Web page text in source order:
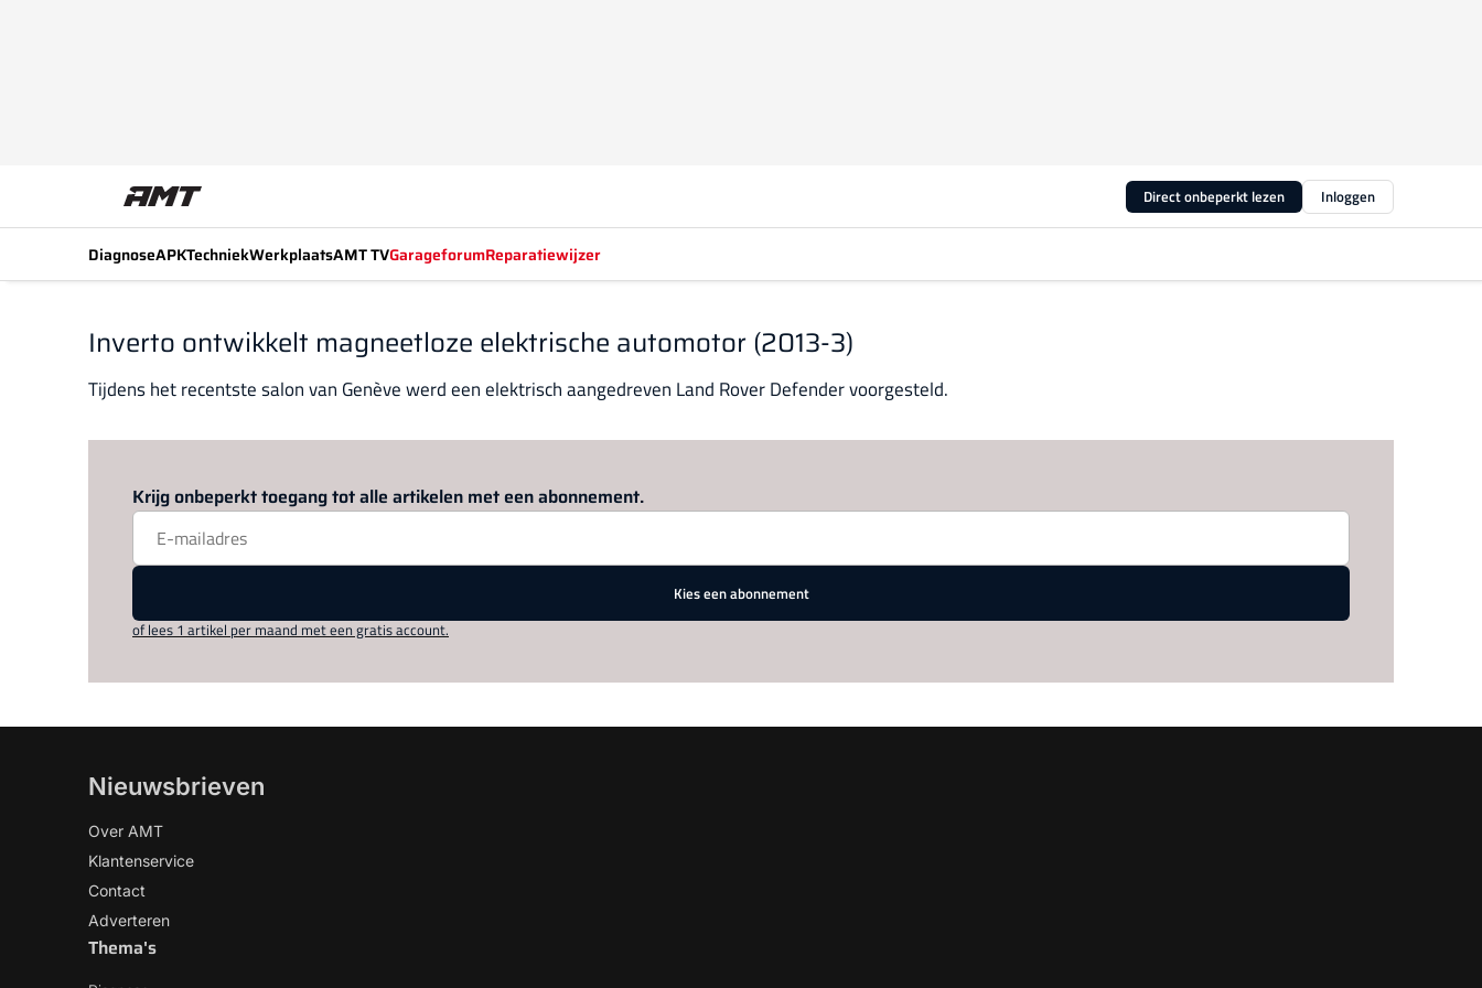
Direct onbeperkt lezen Inloggen
DiagnoseAPKTechniekWerkplaatsAMT TVGarageforumReparatiewijzer
Inverto ontwikkelt magneetloze elektrische automotor (2013-3)
Tijdens het recentste salon van Genève werd een elektrisch aangedreven Land Rover Defender voorgesteld.
Krijg onbeperkt toegang tot alle artikelen met een abonnement.
Kies een abonnement
of lees 1 artikel per maand met een gratis account.
Nieuwsbrieven
Over AMT
Klantenservice
Contact
Adverteren
Thema's